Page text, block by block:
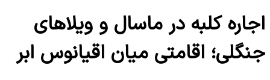
اجاره کلبه در ماسال و ویلاهای
جنگلی؛ اقامتی میان اقیانوس ابر